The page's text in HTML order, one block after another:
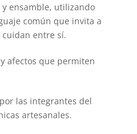
ensamble, utilizando
común que invita a
entre sí.
afectos que permiten
las integrantes del
artesanales.